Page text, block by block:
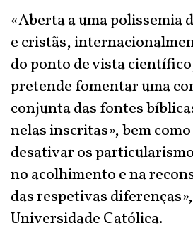
«Aberta a uma polissemia
e cristãs,
do ponto de vista
pretende fomentar uma
conjunta das fontes
nelas inscritas», bem
desativar os
no acolhimento e na
das respetivas
Universidade Católica.